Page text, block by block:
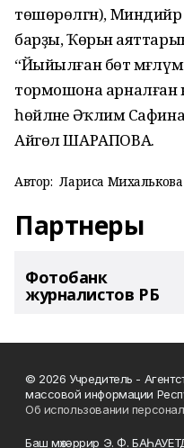
төшөрөлгән), Миндийәр
барҙы, Ҡөрьән
“Йыйылған бөтә
тормошона арналған
һөйләне Әҡлимә
Айгөл ШАРАПОВА.
Автор: Лариса Михалькова
Партнеры
Фотобанк
журналистов РБ
© 2026 Учредитель -
массовой информации
Об использовании
Баш мөхәррир Э. Ф.